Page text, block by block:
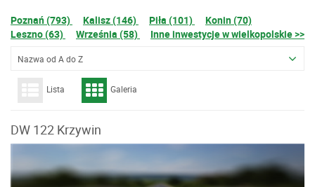
Poznań (793) Kalisz (146) Piła (101)
Konin (70)
Leszno (63)
Września (58) Inne inwestycje w wielkopolskie >>
Nazwa od A do Z
Lista Galeria
DW 122 Krzywin